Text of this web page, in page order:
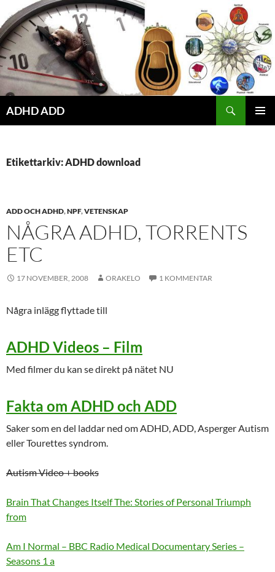
Hoppa
till
innehåll
ADHD ADD
Etikettarkiv: ADHD download
ADD OCH ADHD,NPF,VETENSKAP
NÅGRA ADHD, TORRENTS
ETC
17 NOVEMBER, 2008 ORAKELO 1 KOMMENTAR
Några inlägg flyttade till
ADHD Videos – Film
Med filmer du kan se direkt på nätet NU
Fakta om ADHD och ADD
Saker som en del laddar ned om ADHD, ADD, Asperger Autism
eller Tourettes syndrom.
Autism Video + books
Brain That Changes Itself The: Stories of Personal Triumph
from
Am I Normal – BBC Radio Medical Documentary Series –
Seasons 1 a